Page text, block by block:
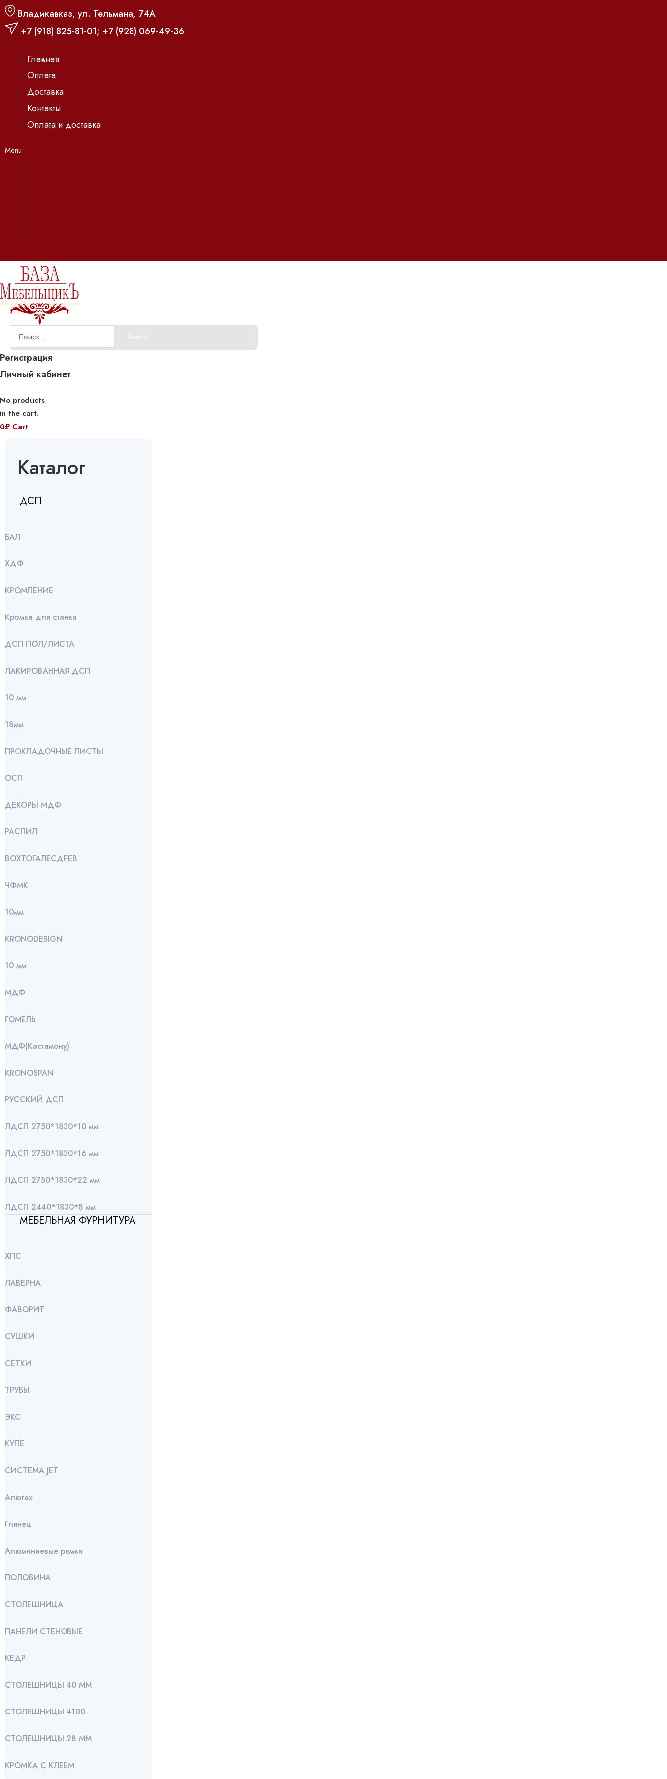
Владикавказ, ул. Тельмана, 74А
+7 (918) 825-81-01; +7 (928) 069-49-36
Главная
Оплата
Доставка
Контакты
Оплата и доставка
Menu
Search
Регистрация
Личный кабинет
No products
in the cart.
0₽ Cart
Каталог
ДСП
БАЛ
ХДФ
КРОМЛЕНИЕ
Кромка для станка
ДСП ПОЛ/ЛИСТА
ЛАКИРОВАННАЯ ДСП
10 мм
18мм
ПРОКЛАДОЧНЫЕ ЛИСТЫ
ОСП
ДЕКОРЫ МДФ
РАСПИЛ
ВОХТОГАЛЕСДРЕВ
ЧФМК
10мм
KRONODESIGN
10 мм
МДФ
ГОМЕЛЬ
МДФ(Кастамону)
KRONOSPAN
РУССКИЙ ДСП
ЛДСП 2750*1830*10 мм
ЛДСП 2750*1830*16 мм
ЛДСП 2750*1830*22 мм
ЛДСП 2440*1830*8 мм
МЕБЕЛЬНАЯ ФУРНИТУРА
ХПС
ЛАВЕРНА
ФАВОРИТ
СУШКИ
СЕТКИ
ТРУБЫ
ЭКС
КУПЕ
СИСТЕМА JET
Алютех
Глянец
Алюминиевые рамки
ПОЛОВИНА
СТОЛЕШНИЦА
ПАНЕЛИ СТЕНОВЫЕ
КЕДР
СТОЛЕШНИЦЫ 40 ММ
СТОЛЕШНИЦЫ 4100
СТОЛЕШНИЦЫ 28 ММ
КРОМКА С КЛЕЕМ